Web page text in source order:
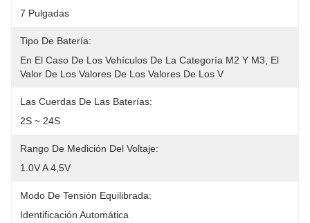
7 Pulgadas
Tipo De Batería:
En El Caso De Los Vehículos De La Categoría M2 Y M3, El
Valor De Los Valores De Los Valores De Los V
Las Cuerdas De Las Baterías:
2S ~ 24S
Rango De Medición Del Voltaje:
1.0V A 4,5V
Modo De Tensión Equilibrada:
Identificación Automática